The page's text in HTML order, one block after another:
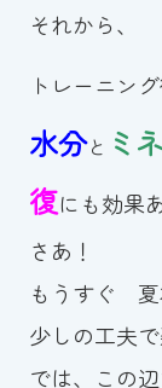
それから、
トレーニン
水分と ミ
復にも効果
さあ！
もうすぐ 夏
少しの工夫
では、この辺